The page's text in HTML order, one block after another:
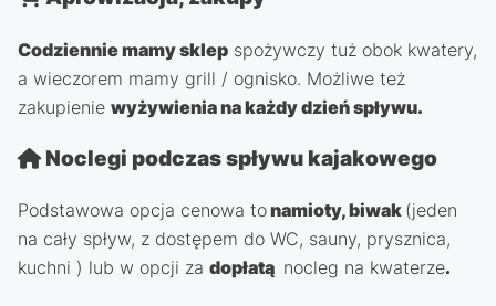
Codziennie mamy sklep spożywczy tuż obok kwatery,
a wieczorem mamy grill / ognisko. Możliwe też
zakupienie wyżywienia na każdy dzień spływu.
Noclegi podczas spływu kajakowego
Podstawowa opcja cenowa tonamioty, biwak (jeden
na cały spływ, z dostępem do WC, sauny, prysznica,
kuchni ) lub w opcji za dopłatą nocleg na kwaterze.